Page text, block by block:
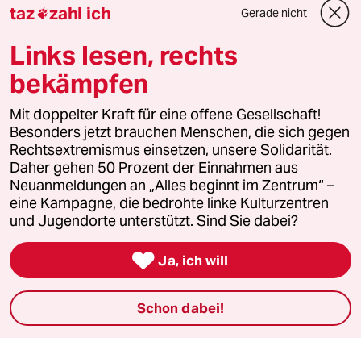
10 Ausgaben für 10 Euro
Die Wochenzeitung mit taz-Blick
Unsere wochentaz bietet jeden Samstag
Journalismus, der es nicht allen recht macht und
Stimmen, die woanders nicht gehört werden. Jetzt
zehn Wochen lang kennenlernen.
Jeden Samstag als gedruckte Zeitung frei Haus
Zusätzlich digitale Ausgabe inkl. Vorlesefunktion
taz zahl ich Gerade nicht
Links lesen, rechts
bekämpfen
Mit doppelter Kraft für eine offene Gesellschaft!
Besonders jetzt brauchen Menschen, die sich gegen
Rechtsextremismus einsetzen, unsere Solidarität.
Daher gehen 50 Prozent der Einnahmen aus
Neuanmeldungen an „Alles beginnt im Zentrum“ –
eine Kampagne, die bedrohte linke Kulturzentren
und Jugendorte unterstützt. Sind Sie dabei?
 Ja, ich will
Schon dabei!